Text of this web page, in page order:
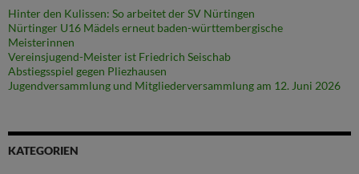
Hinter den Kulissen: So arbeitet der SV Nürtingen
Nürtinger U16 Mädels erneut baden-württembergische
Meisterinnen
Vereinsjugend-Meister ist Friedrich Seischab
Abstiegsspiel gegen Pliezhausen
Jugendversammlung und Mitgliederversammlung am 12. Juni 2026
KATEGORIEN